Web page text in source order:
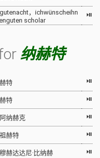
，ichwünscheihn
scholar
⏯
纳赫特
特 ⏯
特 ⏯
纳赫克 ⏯
赫特 ⏯
达达尼·比纳赫 ⏯